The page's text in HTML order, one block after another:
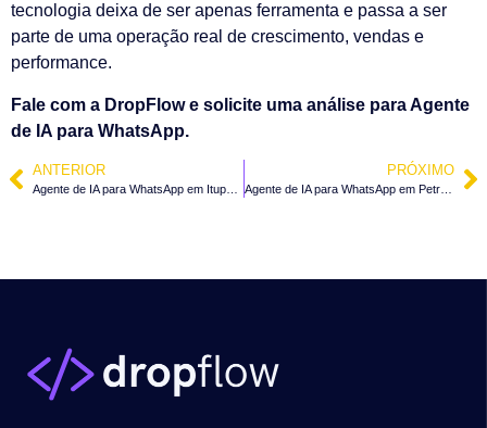
tecnologia deixa de ser apenas ferramenta e passa a ser
parte de uma operação real de crescimento, vendas e
performance.
Fale com a DropFlow e solicite uma análise para Agente
de IA para WhatsApp.
ANTERIOR PRÓXIMO
Agente de IA para WhatsApp em Petrolândia – SC